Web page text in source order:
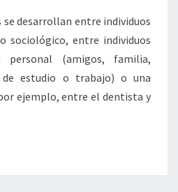
se desarrollan entre individuos
sociológico, entre individuos
personal (amigos, familia,
de estudio o trabajo) o una
ejemplo, entre el dentista y